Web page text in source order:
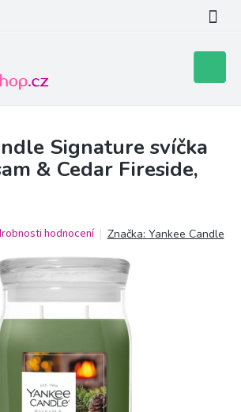
košík
Signature svíčka
& Cedar Fireside,
hodnocení Značka: Yankee Candle